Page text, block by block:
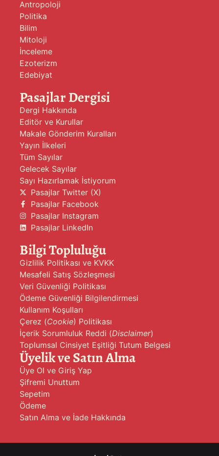
Antropoloji
Politika
Bilim
Mitoloji
İnceleme
Ezoterizm
Edebiyat
Pasajlar Dergisi
Dergi Hakkında
Editör ve Kurullar
Makale Gönderim Kuralları
Yayın İlkeleri
Tüm Sayılar
Gelecek Sayılar
Sayı Hazırlamak İstiyorum
Pasajlar Twitter (X)
Pasajlar Facebook
Pasajlar Instagram
Pasajlar LinkedIn
Bilgi Topluluğu
Gizlilik Politikası ve KVKK
Mesafeli Satış Sözleşmesi
Veri Güvenliği Politikası
Ödeme Güvenliği Bilgilendirmesi
Kullanım Koşulları
Çerez (Cookie) Politikası
İçerik Sorumluluk Reddi (Disclaimer)
Toplumsal Cinsiyet Eşitliği Tutum Belgesi
Üyelik ve Satın Alma
Üye Ol ve Giriş Yap
Şifremi Unuttum
Sepetim
Ödeme
Satın Alma ve İade Hakkında